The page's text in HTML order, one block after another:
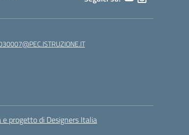
e progetto di Designers Italia